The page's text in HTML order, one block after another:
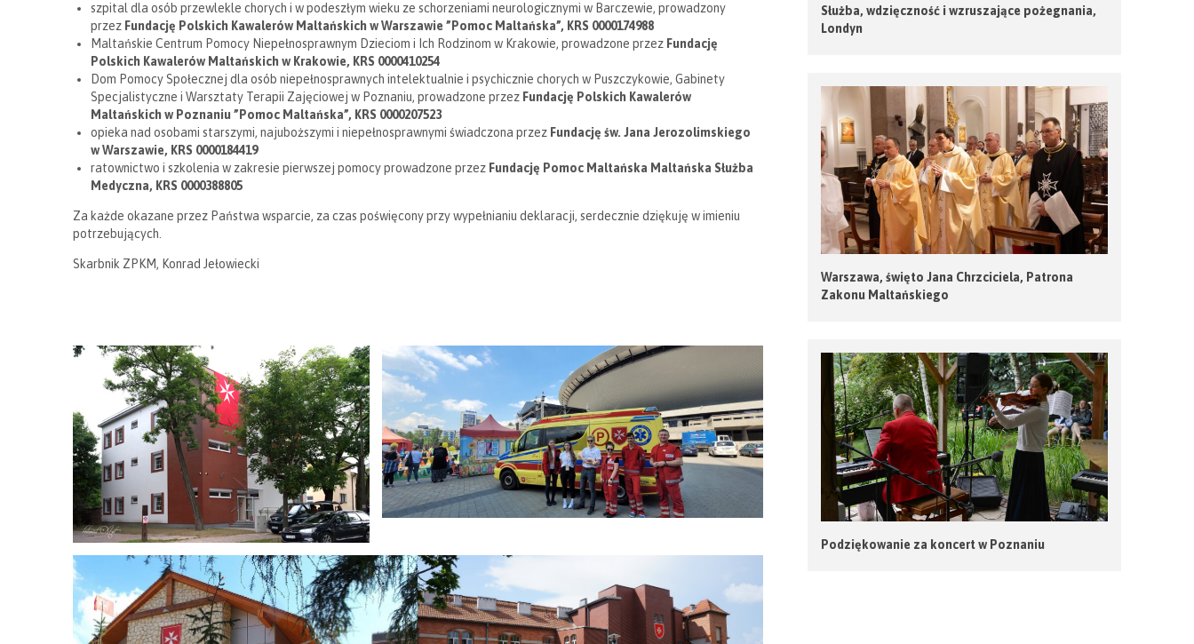
szpital dla osób przewlekle chorych i w podeszłym wieku ze schorzeniami neurologicznymi w Barczewie, prowadzony
przez Fundację Polskich Kawalerów Maltańskich w Warszawie ”Pomoc Maltańska”, KRS 0000174988
Maltańskie Centrum Pomocy Niepełnosprawnym Dzieciom i Ich Rodzinom w Krakowie, prowadzone przez Fundację
Polskich Kawalerów Maltańskich w Krakowie, KRS 0000410254
Dom Pomocy Społecznej dla osób niepełnosprawnych intelektualnie i psychicznie chorych w Puszczykowie, Gabinety
Specjalistyczne i Warsztaty Terapii Zajęciowej w Poznaniu, prowadzone przez Fundację Polskich Kawalerów
Maltańskich w Poznaniu ”Pomoc Maltańska”, KRS 0000207523
opieka nad osobami starszymi, najuboższymi i niepełnosprawnymi świadczona przez Fundację św. Jana Jerozolimskiego
w Warszawie, KRS 0000184419
ratownictwo i szkolenia w zakresie pierwszej pomocy prowadzone przez Fundację Pomoc Maltańska Maltańska Służba
Medyczna, KRS 0000388805
Za każde okazane przez Państwa wsparcie, za czas poświęcony przy wypełnianiu deklaracji, serdecznie dziękuję w imieniu
potrzebujących.
Skarbnik ZPKM, Konrad Jełowiecki
Służba, wdzięczność i wzruszające pożegnania,
Londyn
Warszawa, święto Jana Chrzciciela, Patrona
Zakonu Maltańskiego
Podziękowanie za koncert w Poznaniu